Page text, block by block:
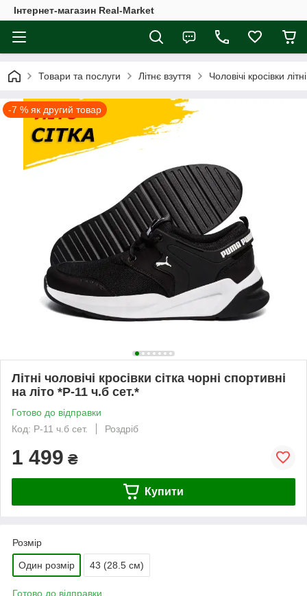
Інтернет-магазин Real-Market
Товари та послуги Літнє взуття Чоловічі кросівки літні
-7 % як другий товар
Літні чоловічі кросівки сітка чорні спортивні
на літо *P-11 ч.б сет.*
Готово до відправки
Код: P-11 ч.б сет.
Роздріб
1 499 ₴
Купити
Розмір
Один розмір 43 (28.5 см)
Готово до відправки